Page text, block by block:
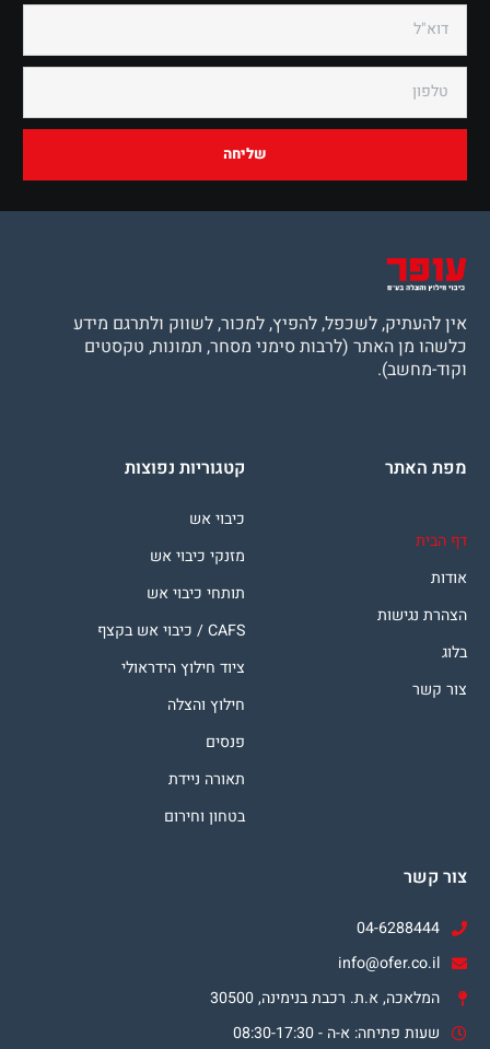
שליחה
אין להעתיק, לשכפל, להפיץ, למכור, לשווק ולתרגם מידע
כלשהו מן האתר (לרבות סימני מסחר, תמונות, טקסטים
וקוד-מחשב).
מפת האתר
דף הבית
אודות
הצהרת נגישות
בלוג
צור קשר
קטגוריות נפוצות
כיבוי אש
מזנקי כיבוי אש
תותחי כיבוי אש
CAFS / כיבוי אש בקצף
ציוד חילוץ הידראולי
חילוץ והצלה
פנסים
תאורה ניידת
בטחון וחירום
צור קשר
04-6288444
info@ofer.co.il
המלאכה, א.ת. רכבת בנימינה, 30500
שעות פתיחה: א-ה - 08:30-17:30